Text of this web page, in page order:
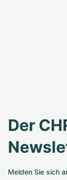
Der
Melden Sie sich